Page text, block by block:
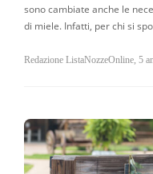
sono cambiate anche le
di miele. Infatti, per chi si
Redazione ListaNozzeOnline 5